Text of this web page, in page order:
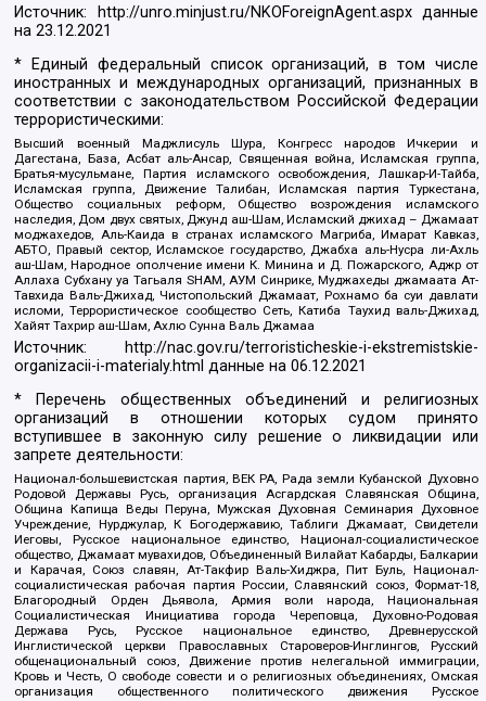
Источник: http://unro.minjust.ru/NKOForeignAgent.aspxданные
на23.12.2021
* Единый федеральный список организаций, в том числе
иностранных и международных организаций, признанных в
соответствии с законодательством Российской Федерации
террористическими:
Высший военный Маджлисуль Шура, Конгресс народов Ичкерии и
Дагестана, База, Асбат аль-Ансар, Священная война, Исламская группа,
Братья-мусульмане, Партия исламского освобождения, Лашкар-И-Тайба,
Исламская группа, Движение Талибан, Исламская партия Туркестана,
Общество социальных реформ, Общество возрождения исламского
наследия, Дом двух святых, Джунд аш-Шам, Исламский джихад – Джамаат
моджахедов, Аль-Каида в странах исламского Магриба, Имарат Кавказ,
АБТО, Правый сектор, Исламское государство, Джабха аль-Нусра ли-Ахль
аш-Шам, Народное ополчение имени К. Минина и Д. Пожарского, Аджр от
Аллаха Субхану уа Тагьаля SHAM, АУМ Синрике, Муджахеды джамаата Ат-
Тавхида Валь-Джихад, Чистопольский Джамаат, Рохнамо ба суи давлати
исломи, Террористическое сообщество Сеть, Катиба Таухид валь-Джихад,
Хайят Тахрир аш-Шам, Ахлю Сунна Валь Джамаа
Источник:
http://nac.gov.ru/terroristicheskie-i-ekstremistskie-
organizacii-i-materialy.html данные на06.12.2021
* Перечень общественных объединений и религиозных
организаций в отношении которых судом принято
вступившее в законную силу решение о ликвидации или
запрете деятельности:
Национал-большевистская партия, ВЕК РА, Рада земли Кубанской Духовно
Родовой Державы Русь, организация Асгардская Славянская Община,
Община Капища Веды Перуна, Мужская Духовная Семинария Духовное
Учреждение, Нурджулар, К Богодержавию, Таблиги Джамаат, Свидетели
Иеговы, Русское национальное единство, Национал-социалистическое
общество, Джамаат мувахидов, Объединенный Вилайат Кабарды, Балкарии
и Карачая, Союз славян, Ат-Такфир Валь-Хиджра, Пит Буль, Национал-
социалистическая рабочая партия России, Славянский союз, Формат-18,
Благородный Орден Дьявола, Армия воли народа, Национальная
Социалистическая Инициатива города Череповца, Духовно-Родовая
Держава Русь, Русское национальное единство, Древнерусской
Инглистической церкви Православных Староверов-Инглингов, Русский
общенациональный союз, Движение против нелегальной иммиграции,
Кровь и Честь, О свободе совести и о религиозных объединениях, Омская
организация общественного политического движения Русское